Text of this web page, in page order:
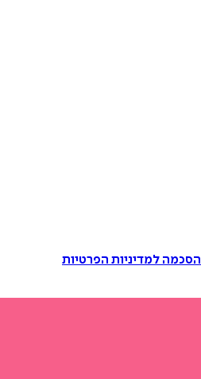
הסכמה למדיניות הפרטיות